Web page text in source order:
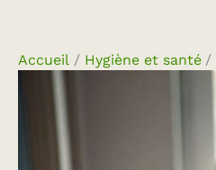
Accueil Hygiène et santé